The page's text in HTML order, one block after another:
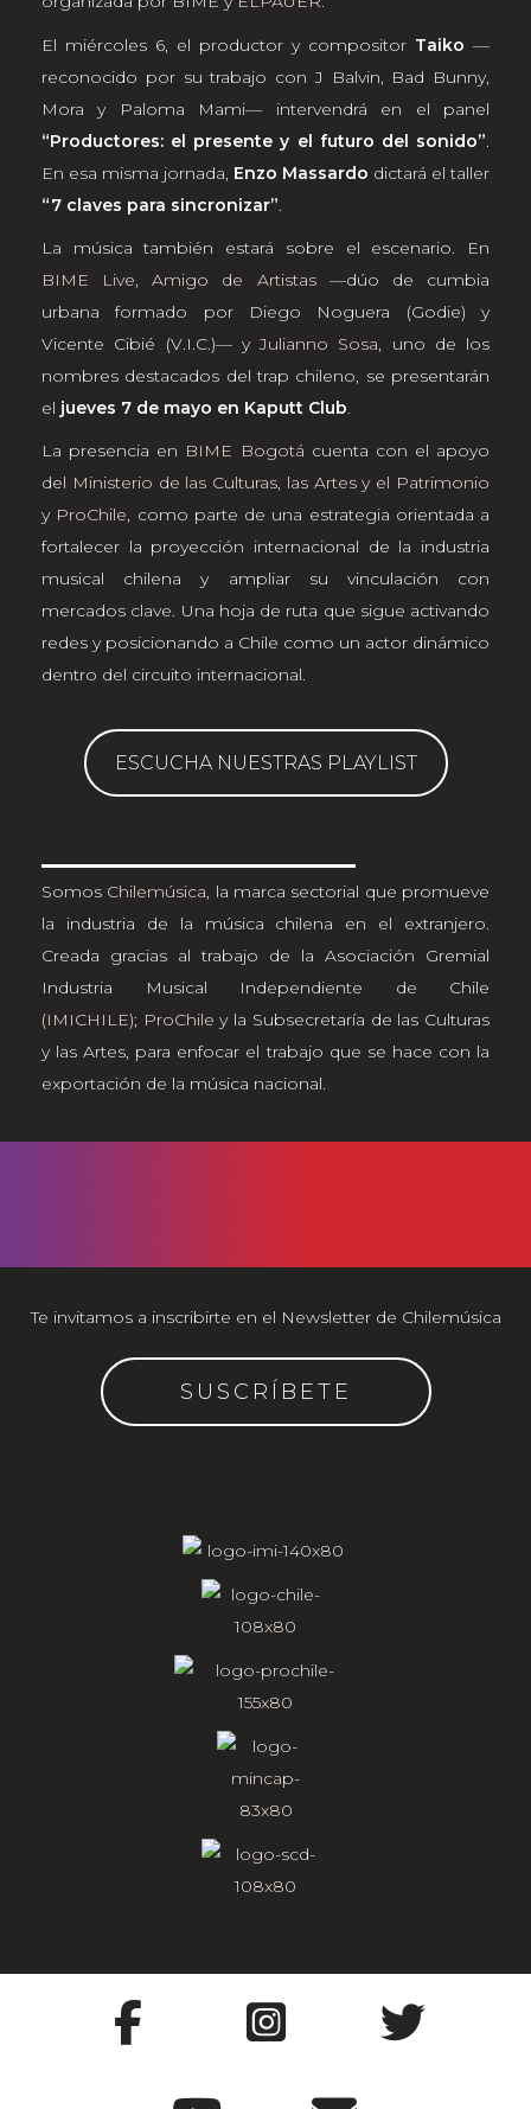
El miércoles 6, el productor y compositor Taiko —
reconocido por su trabajo con J Balvin, Bad Bunny,
Mora y Paloma Mami— intervendrá en el panel
“Productores: el presente y el futuro del sonido”.
En esa misma jornada, Enzo Massardo dictará el taller
“7 claves para sincronizar”.
La música también estará sobre el escenario. En
BIME Live,Amigo de Artistas—dúo de cumbia
urbana formado por Diego Noguera (Godie) y
Vicente Cibié (V.I.C.)— yJulianno Sosa, uno de los
nombres destacados del trap chileno, se presentarán
el jueves 7 de mayo en Kaputt Club.
La presencia en BIME Bogotá cuenta con el apoyo
del Ministerio de las Culturas, las Artes y el Patrimonio
y ProChile, como parte de una estrategia orientada a
fortalecer la proyección internacional de la industria
musical chilena y ampliar su vinculación con
mercados clave. Una hoja de ruta que sigue activando
redes y posicionando a Chile como un actor dinámico
dentro del circuito internacional.
ESCUCHA NUESTRAS PLAYLIST
Somos Chilemúsica , la marca sectorial que promueve
la industria de la música chilena en el extranjero.
Creada gracias al trabajo de la Asociación Gremial
Industria Musical Independiente de Chile
(IMICHILE); ProChile y la Subsecretaría de las Culturas
y las Artes, para enfocar el trabajo que se hace con la
exportación de la música nacional.
Te invitamos a inscribirte en el Newsletter de Chilemúsica
SUSCRÍBETE